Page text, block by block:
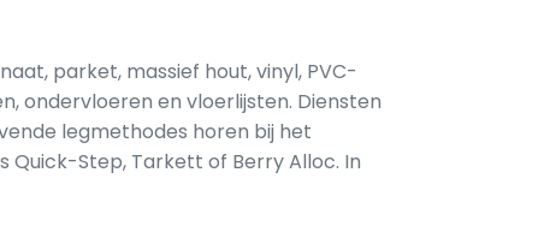
parket, massief hout, vinyl, PVC-
ondervloeren en vloerlijsten. Diensten
legmethodes horen bij het
Step, Tarkett of Berry Alloc. In